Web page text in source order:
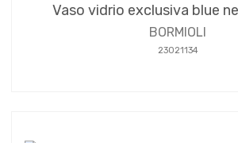
Vaso vidrio exclusiva blue
BORMIOLI
23021134